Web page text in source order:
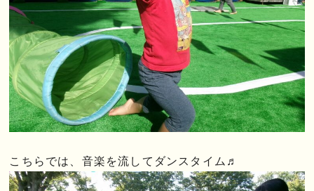
こちらでは、音楽を流してダンスタイム♬